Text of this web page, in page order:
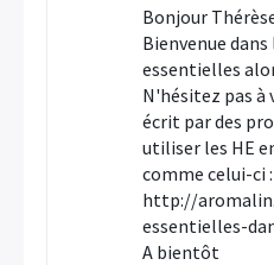
Bonjour
Bienvenue
essentielles
N'hésitez pas à
écrit par des
utiliser les HE
comme celui-ci :
http://
essentielles-
A bientôt